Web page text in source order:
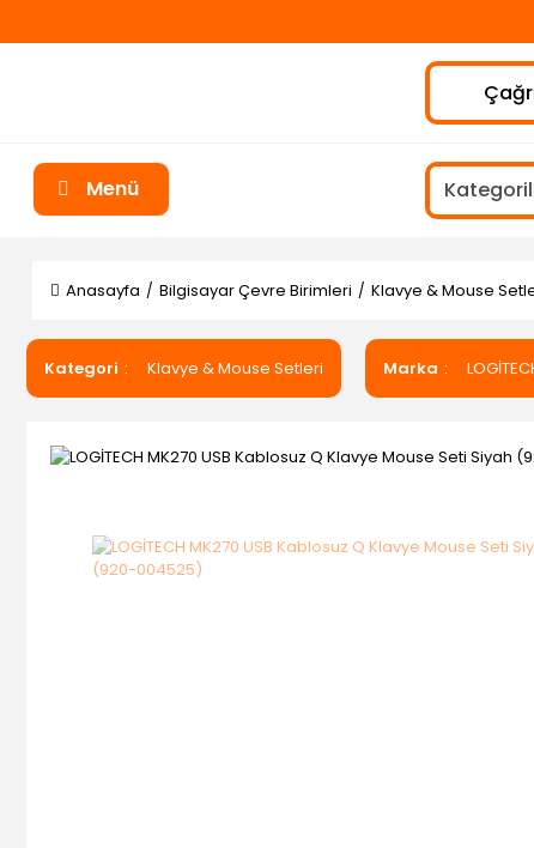
Menü
Anasayfa Bilgisayar Çevre Birimleri Klavye & Mouse
Kategori Klavye & Mouse Setleri Marka